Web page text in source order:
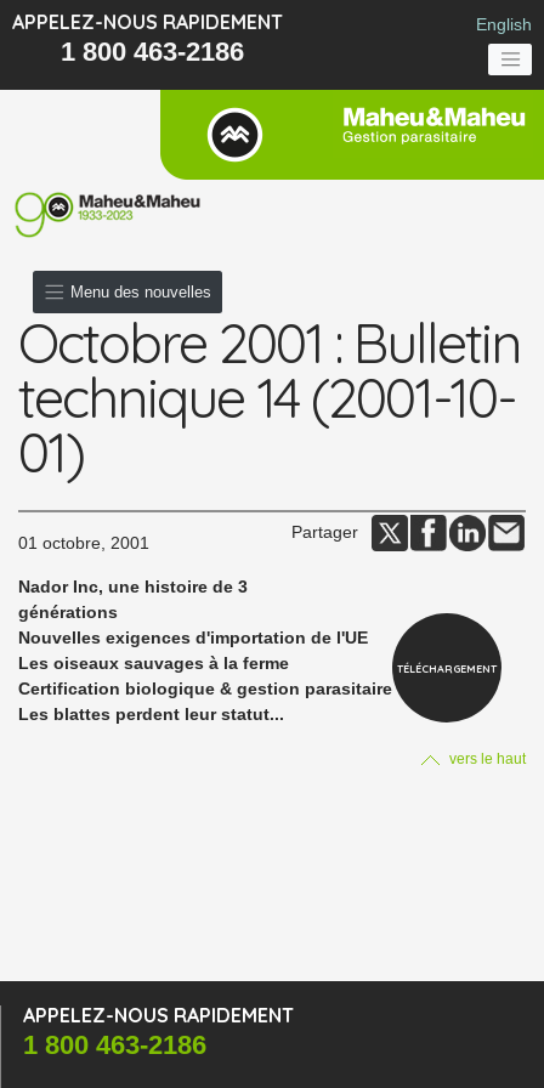
APPELEZ-NOUS RAPIDEMENT
1 800 463-2186
English
Octobre 2001 : Bulletin
technique 14 (2001-10-
01)
01 octobre, 2001
Menu des nouvelles
Partager
Nador Inc, une histoire de 3
générations
Nouvelles exigences d'importation de l'UE
Les oiseaux sauvages à la ferme
Certification biologique & gestion parasitaire
Les blattes perdent leur statut...
vers le haut
TÉLÉCHARGEMENT
APPELEZ-NOUS RAPIDEMENT
1 800 463-2186